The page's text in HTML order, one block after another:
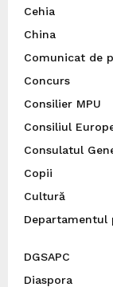
Cehia
China
Comunicat de
Concurs
Consilier MPU
Consiliul
Consulatul
Copii
Cultură
Departamentul
DGSAPC
Diaspora